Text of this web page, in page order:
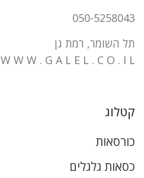
050-5258043
תל השומר, רמת גן
W W W . G A L E L . C O . I L
קטלוג
כורסאות
כסאות גלגלים